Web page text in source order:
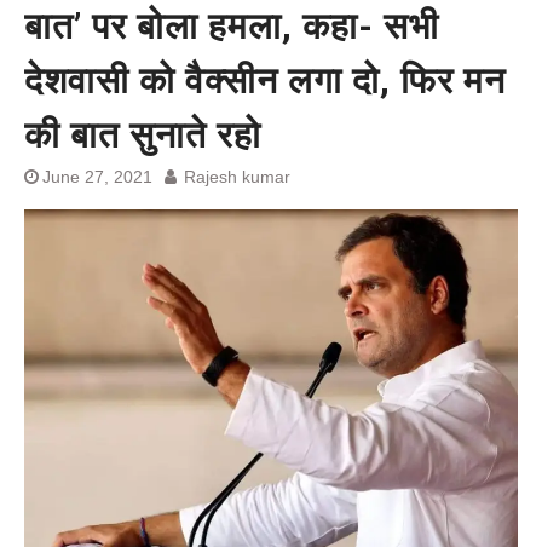
बेल बॉन्ड
बात’ पर बोला हमला, कहा- सभी
देशवासी को वैक्सीन लगा दो, फिर मन
की बात सुनाते रहो
June 27, 2021 Rajesh kumar